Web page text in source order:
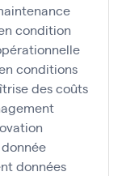
condition
conditions
des coûts
données